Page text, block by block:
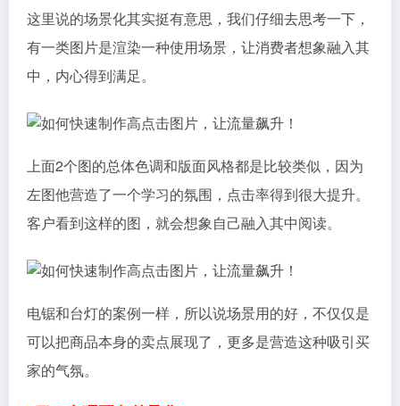
可以把商品本身的卖点展现了，更多是营造这种吸引买
家的气氛。
四：合理配色差异化
这里指的合理配色，不仅仅是商品的色调选取，也是指
的背景底色、拍摄道具、设计色块等所有出现在图片中
的色调，色调配好对视觉会有非常大的冲击和吸引，而
且这种感知是本能的反应，比文字来的迅速多，你的图
上图3个例子，其实也没什么好分析，就是颜色看的舒
服，看的爽，好的，那如果色调用的不好会怎么样？如